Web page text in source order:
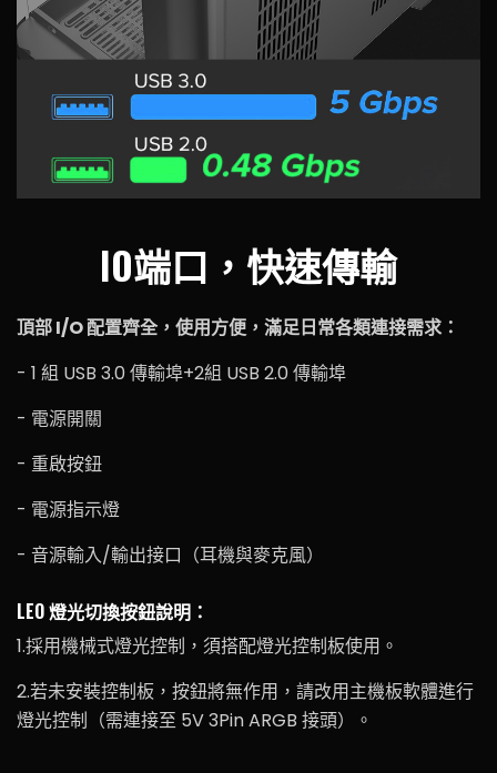
IO端口，快速傳輸
頂部 I/O 配置齊全，使用方便，滿足日常各類連接需求：
- 1 組 USB 3.0 傳輸埠+2組 USB 2.0 傳輸埠
- 電源開關
- 重啟按鈕
- 電源指示燈
- 音源輸入/輸出接口（耳機與麥克風）
LEO 燈光切換按鈕說明：
1.採用機械式燈光控制，須搭配燈光控制板使用。
2.若未安裝控制板，按鈕將無作用，請改用主機板軟體進行
燈光控制（需連接至 5V 3Pin ARGB 接頭）。